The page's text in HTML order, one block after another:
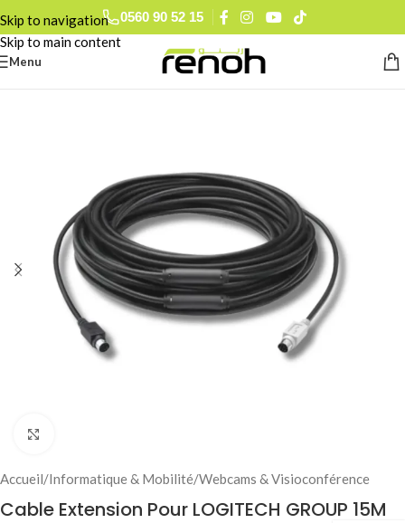
Skip to navigation
Skip to main content
0560 90 52 15
Menu
Accueil/Informatique & Mobilité/Webcams & Visioconférence
Cable Extension Pour LOGITECH GROUP 15M